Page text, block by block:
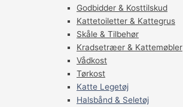
Godbidder & Kosttilskud
Kattetoiletter & Kattegrus
Skåle & Tilbehør
Kradsetræer & Kattemøbler
Vådkost
Tørkost
Katte Legetøj
Halsbånd & Seletøj